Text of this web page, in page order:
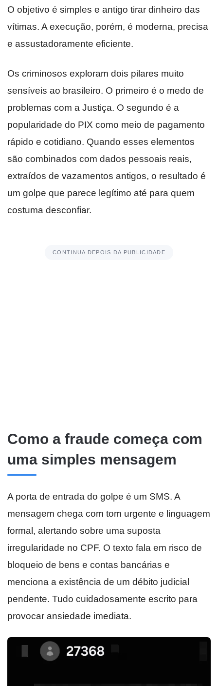
O objetivo é simples e antigo tirar dinheiro das
vítimas. A execução, porém, é moderna, precisa
e assustadoramente eficiente.
Os criminosos exploram dois pilares muito
sensíveis ao brasileiro. O primeiro é o medo de
problemas com a Justiça. O segundo é a
popularidade do PIX como meio de pagamento
rápido e cotidiano. Quando esses elementos
são combinados com dados pessoais reais,
extraídos de vazamentos antigos, o resultado é
um golpe que parece legítimo até para quem
costuma desconfiar.
CONTINUA DEPOIS DA PUBLICIDADE
Como a fraude começa com
uma simples mensagem
A porta de entrada do golpe é um SMS. A
mensagem chega com tom urgente e linguagem
formal, alertando sobre uma suposta
irregularidade no CPF. O texto fala em risco de
bloqueio de bens e contas bancárias e
menciona a existência de um débito judicial
pendente. Tudo cuidadosamente escrito para
provocar ansiedade imediata.